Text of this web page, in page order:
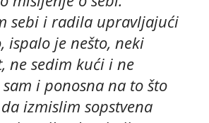
sebi i radila upravljajući
ispalo je nešto, neki
ne sedim kući i ne
i ponosna na to što
izmislim sopstvena